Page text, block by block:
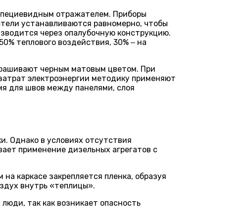
отражателем. Приборы
устанавливаются равномерно, чтобы
через опалубочную конструкцию.
теплового воздействия, 30% ‒ на
черным матовым цветом. При
электроэнергии методику применяют
для швов между панелями, слоя
Однако в условиях отсутствия
применение дизельных агрегатов с
каркасе закрепляется пленка, образуя
внутрь «теплицы».
так как возникает опасность